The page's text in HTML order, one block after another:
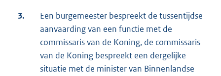
3.
Een burgemeester bespreekt de tussentijdse
aanvaarding van een functie met de
commissaris van de Koning, de commissaris
van de Koning bespreekt een dergelijke
situatie met de minister van Binnenlandse